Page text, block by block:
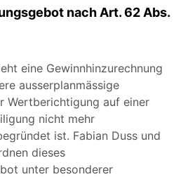
nach Art. 62 Abs.
eine Gewinnhinzurechnung
ausserplanmässige
Wertberichtigung auf einer
nicht mehr
ist. Fabian Duss und
dieses
unter besonderer